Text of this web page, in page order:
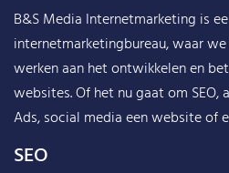
B&S Media Internetmarketing is
internetmarketingbureau, waar
werken aan het ontwikkelen en
websites. Of het nu gaat om
Ads, social media een website of
SEO